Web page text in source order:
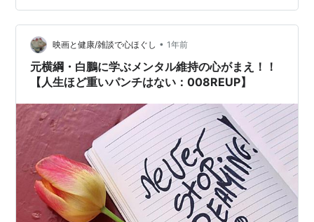
係を築いているとのこと。そして何より印象的だったの
が、式典が 日本の国歌斉唱から始ま…
映画と健康/雑談で心ほぐし • 1年前
元横綱・白鵬に学ぶメンタル維持の心がまえ！！
【人生ほど重いパンチはない：008REUP】